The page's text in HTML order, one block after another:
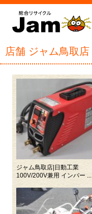
店舗 ジャム鳥取店
ジャム鳥取店|日動工業
100V/200V兼用 インバー ...